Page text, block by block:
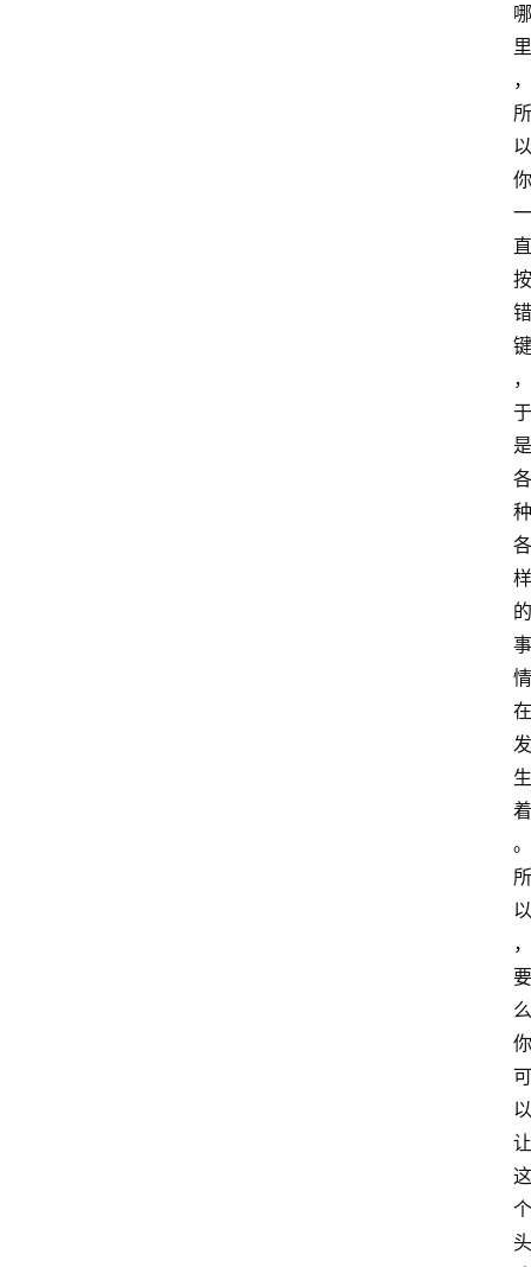
哪
里
，
所
以
你
一
直
按
错
键
，
于
是
各
种
各
样
的
事
情
在
发
生
着
。
所
以
，
要
么
你
可
以
让
这
个
头